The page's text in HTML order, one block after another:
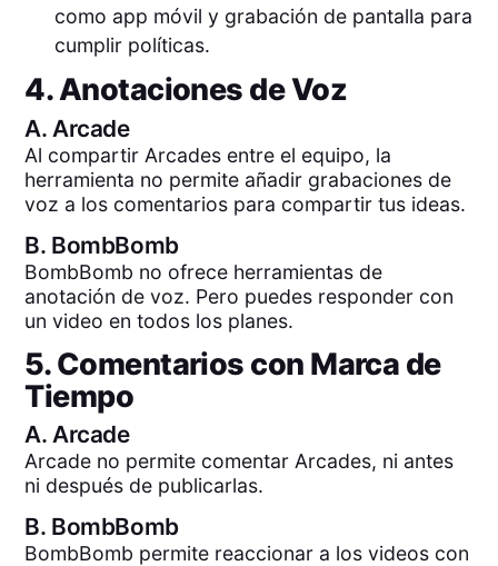
como app móvil y grabación de pantalla para
cumplir políticas.
4. Anotaciones de Voz
A. Arcade
Al compartir Arcades entre el equipo, la
herramienta no permite añadir grabaciones de
voz a los comentarios para compartir tus ideas.
B. BombBomb
BombBomb no ofrece herramientas de
anotación de voz. Pero puedes responder con
un video en todos los planes.
5. Comentarios con Marca de
Tiempo
A. Arcade
Arcade no permite comentar Arcades, ni antes
ni después de publicarlas.
B. BombBomb
BombBomb permite reaccionar a los videos con